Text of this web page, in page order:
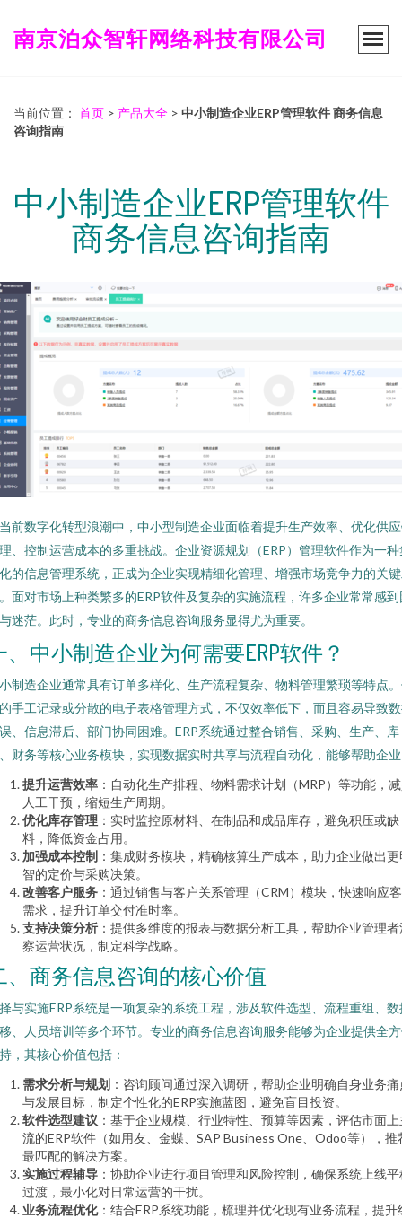
南京泊众智轩网络科技有限公司
当前位置： 首页 > 产品大全 > 中小制造企业ERP管理软件 商务信息
咨询指南
中小制造企业ERP管理软件
商务信息咨询指南
前数字化转型浪潮中，中小型制造企业面临着提升生产效率、优化供
、控制运营成本的多重挑战。企业资源规划（ERP）管理软件作为一种
的信息管理系统，正成为企业实现精细化管理、增强市场竞争力的关
面对市场上种类繁多的ERP软件及复杂的实施流程，许多企业常常感到
迷茫。此时，专业的商务信息咨询服务显得尤为重要。
、中小制造企业为何需要ERP软件？
制造企业通常具有订单多样化、生产流程复杂、物料管理繁琐等特点
手工记录或分散的电子表格管理方式，不仅效率低下，而且容易导致
、信息滞后、部门协同困难。ERP系统通过整合销售、采购、生产、库
财务等核心业务模块，实现数据实时共享与流程自动化，能够帮助企
提升运营效率 ：自动化生产排程、物料需求计划（MRP）等功能，
人工干预，缩短生产周期。
优化库存管理 ：实时监控原材料、在制品和成品库存，避免积压或缺
料，降低资金占用。
加强成本控制 ：集成财务模块，精确核算生产成本，助力企业做出更
智的定价与采购决策。
改善客户服务 ：通过销售与客户关系管理（CRM）模块，快速响应
需求，提升订单交付准时率。
支持决策分析 ：提供多维度的报表与数据分析工具，帮助企业管理者
察运营状况，制定科学战略。
、商务信息咨询的核心价值
与实施ERP系统是一项复杂的系统工程，涉及软件选型、流程重组、数
、人员培训等多个环节。专业的商务信息咨询服务能够为企业提供全
，其核心价值包括：
需求分析与规划 ：咨询顾问通过深入调研，帮助企业明确自身业务痛
与发展目标，制定个性化的ERP实施蓝图，避免盲目投资。
软件选型建议 ：基于企业规模、行业特性、预算等因素，评估市面上
流的ERP软件（如用友、金蝶、SAP Business One、Odoo等），推
最匹配的解决方案。
实施过程辅导 ：协助企业进行项目管理和风险控制，确保系统上线平
过渡，最小化对日常运营的干扰。
业务流程优化：结合ERP系统功能，梳理并优化现有业务流程，提升